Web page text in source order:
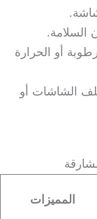
السلامة.
أو الحرارة
الشاشات أو
المميزات